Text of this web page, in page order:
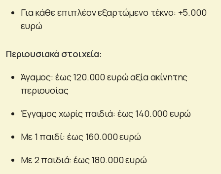
Για κάθε επιπλέον εξαρτώμενο τέκνο: +5.000
ευρώ
Περιουσιακά στοιχεία:
Άγαμος: έως 120.000 ευρώ αξία ακίνητης
περιουσίας
Έγγαμος χωρίς παιδιά: έως 140.000 ευρώ
Με 1 παιδί: έως 160.000 ευρώ
Με 2 παιδιά: έως 180.000 ευρώ